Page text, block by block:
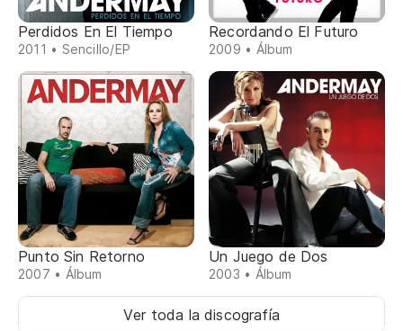
Perdidos En El Tiempo
2011 • Sencillo/EP
Recordando El Futuro
2009 • Álbum
Punto Sin Retorno
2007 • Álbum
Un Juego de Dos
2003 • Álbum
Ver toda la discografía